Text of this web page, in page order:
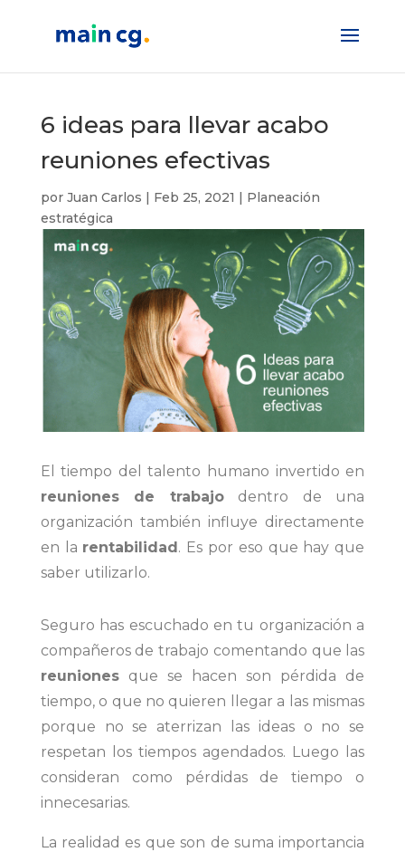
6 ideas para llevar acabo
reuniones efectivas
por Juan Carlos | Feb 25, 2021 | Planeación
estratégica
El tiempo del talento humano invertido en
reuniones de trabajodentro de una
organización también influye directamente
en la rentabilidad. Es por eso que hay que
saber utilizarlo.
Seguro has escuchado en tu organización a
compañeros de trabajo comentando que las
reunionesque se hacen son pérdida de
tiempo, o que no quieren llegar a las mismas
porque no se aterrizan las ideas o no se
respetan los tiempos agendados. Luego las
consideran como pérdidas de tiempo o
innecesarias.
La realidad es que son de suma importancia